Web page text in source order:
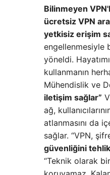
Bilinmeyen
ücretsiz VPN
yetkisiz erişim
engellenmesiyle
yöneldi.
kullanmanın
Mühendislik ve
iletişim sağlar”
ağ,
atlanmasını da
sağlar. “VPN,
güvenliğini
“Teknik olarak